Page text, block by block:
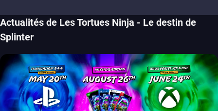
Actualités de Les Tortues Ninja - Le destin de
Splinter